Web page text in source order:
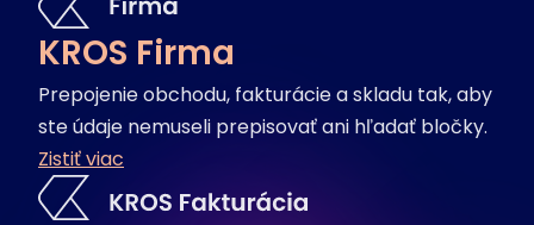
KROS Firma
Prepojenie obchodu, fakturácie a skladu tak, aby
ste údaje nemuseli prepisovať ani hľadať bločky.
Zistiť viac